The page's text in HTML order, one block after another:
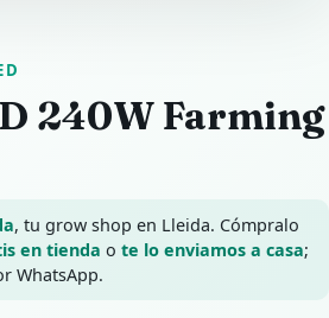
240W Farming
, tu grow shop en Lleida. Cómpralo
en tienda ote lo enviamos a casa;
WhatsApp.